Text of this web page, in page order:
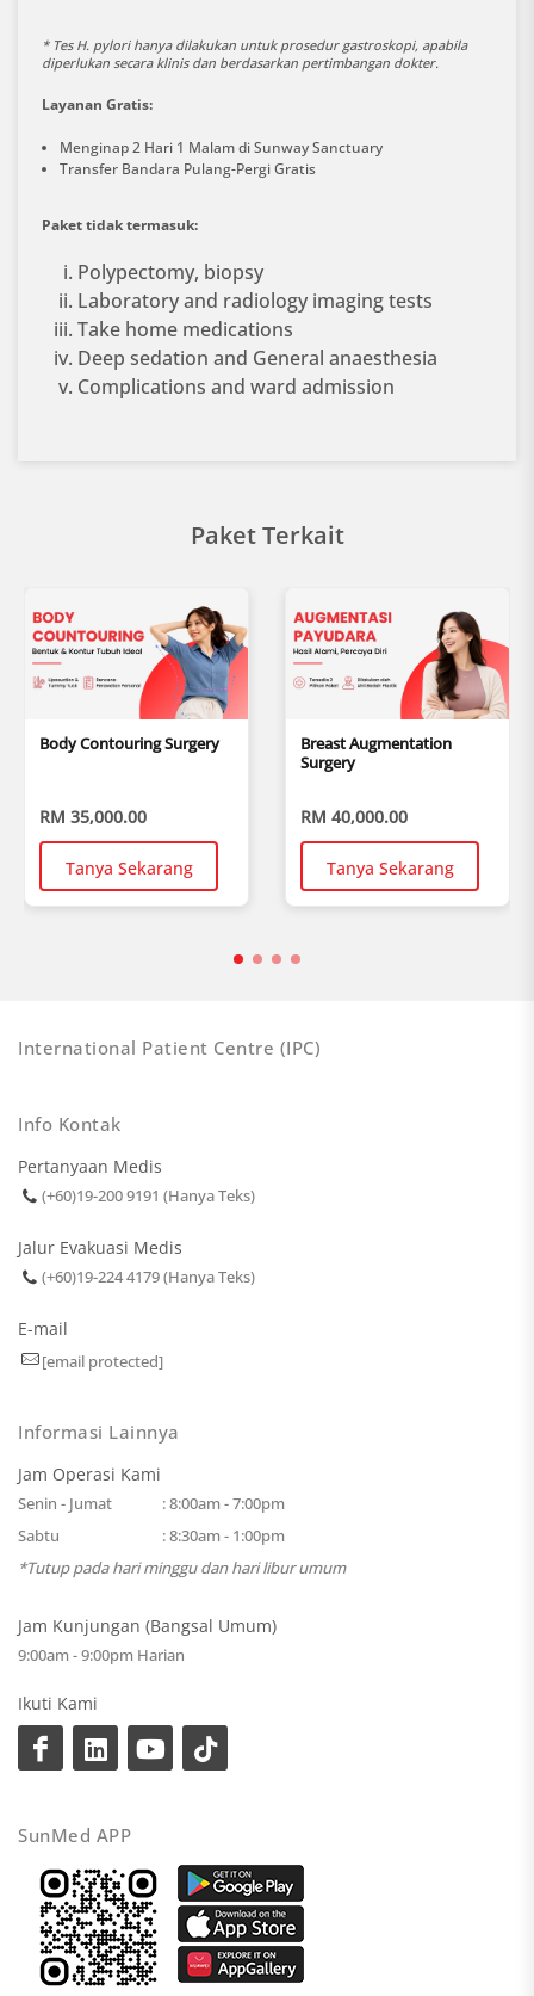
* Tes H. pylorihanya dilakukan untuk prosedur gastroskopi, apabila
diperlukan secara klinis dan berdasarkan pertimbangan dokter.
Layanan Gratis:
Menginap 2 Hari 1 Malam di Sunway Sanctuary
Transfer Bandara Pulang-Pergi Gratis
Paket tidak termasuk:
Polypectomy, biopsy
Laboratory and radiology imaging tests
Take home medications
Deep sedation and General anaesthesia
Complications and ward admission
Paket Terkait
Body Contouring Surgery
RM 35,000.00
Tanya Sekarang
Breast Augmentation
Surgery
RM 40,000.00
Tanya Sekarang
International Patient Centre (IPC)
Info Kontak
Pertanyaan Medis
(+60)19-200 9191 (Hanya Teks)
Jalur Evakuasi Medis
(+60)19-224 4179 (Hanya Teks)
E-mail
[email protected]
Informasi Lainnya
Jam Operasi Kami
Senin - Jumat
: 8:00am - 7:00pm
Sabtu
: 8:30am - 1:00pm
*Tutup pada hari minggu dan hari libur umum
Jam Kunjungan (Bangsal Umum)
9:00am - 9:00pm Harian
Ikuti Kami
SunMed APP